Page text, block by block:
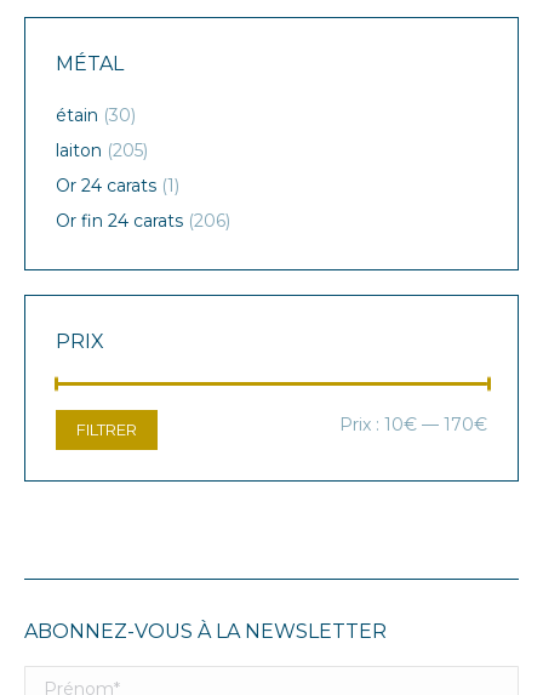
MÉTAL
étain (30)
laiton (205)
Or 24 carats (1)
Or fin 24 carats (206)
PRIX
Prix
Prix
FILTRER Prix : 10€ — 170€
ABONNEZ-VOUS À LA NEWSLETTER